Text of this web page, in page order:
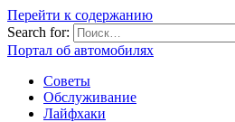
Перейти к содержанию
Search for:
Портал об автомобилях
Советы
Обслуживание
Лайфхаки